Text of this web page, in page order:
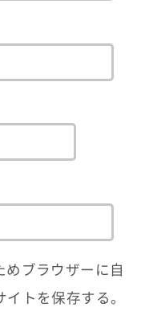
ブラウザーに自
トを保存する。